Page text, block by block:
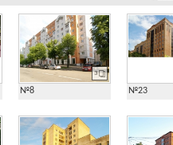
№8
3
№23